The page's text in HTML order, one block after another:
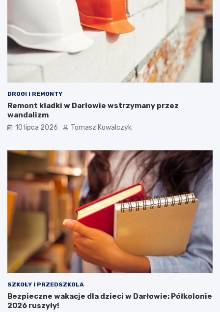
DROGI I REMONTY
Remont kładki w Darłowie wstrzymany przez
wandalizm
10 lipca 2026 Tomasz Kowalczyk
SZKOŁY I PRZEDSZKOLA
Bezpieczne wakacje dla dzieci w Darłowie: Półkolonie
2026 ruszyły!